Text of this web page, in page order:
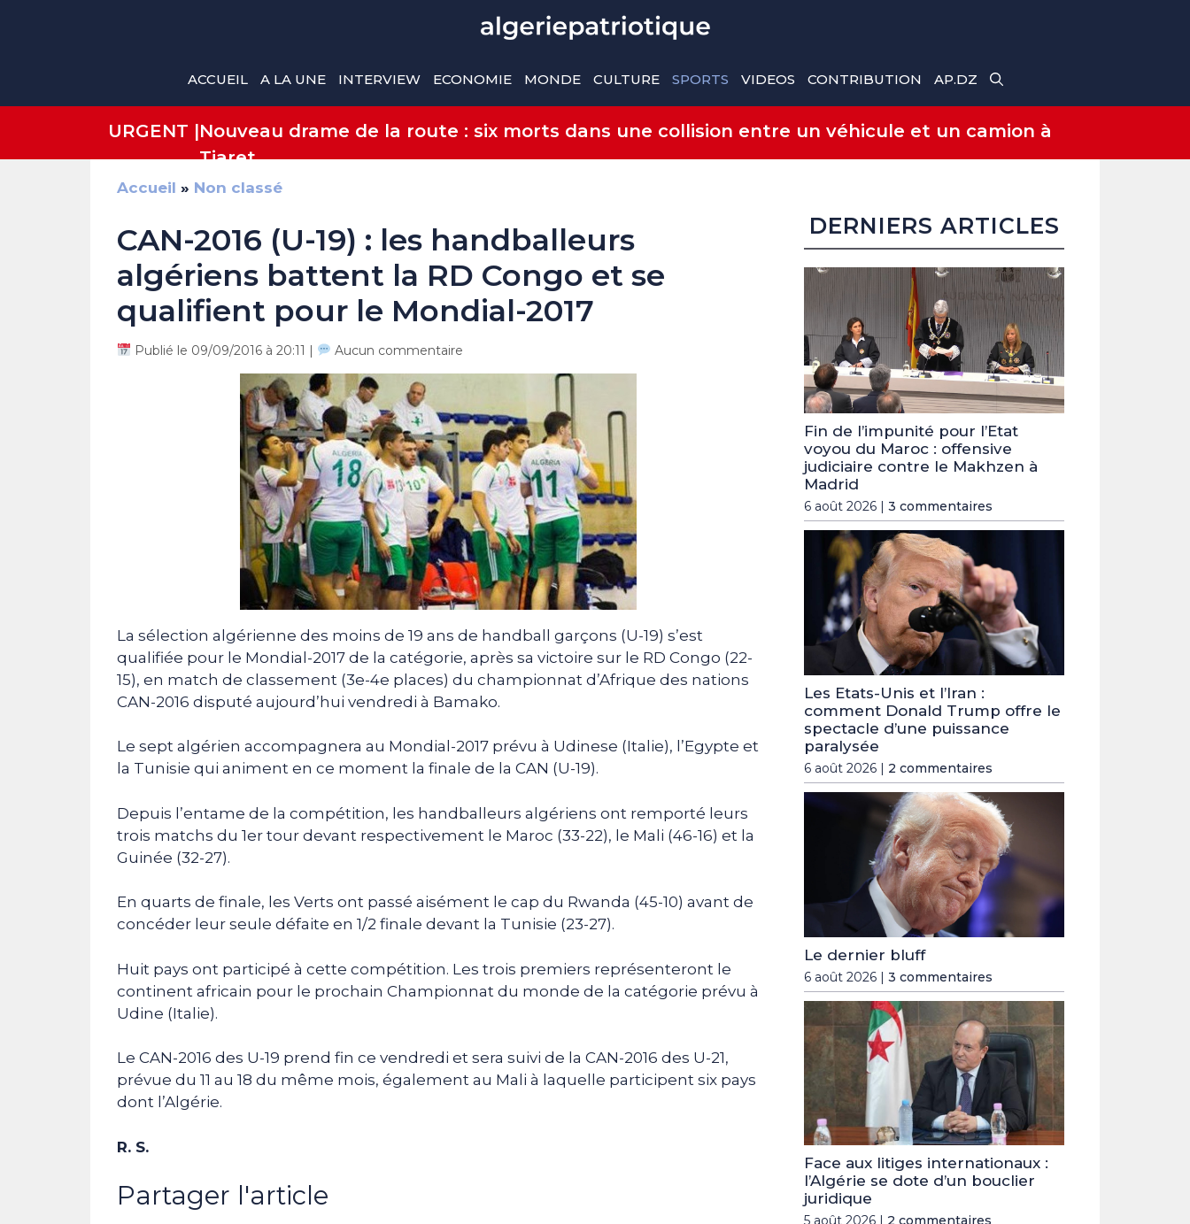
ACCUEIL A LA UNE INTERVIEW ECONOMIE MONDE CULTURE SPORTS VIDEOS CONTRIBUTION AP.DZ
URGENT |Nouveau drame de la route : six morts dans une collision entre un véhicule et un camion à
Tiaret
Accueil » Non classé
CAN-2016 (U-19) : les handballeurs
algériens battent la RD Congo et se
qualifient pour le Mondial-2017
Publié le 09/09/2016 à 20:11 | Aucun commentaire
La sélection algérienne des moins de 19 ans de handball garçons (U-19) s’est
qualifiée pour le Mondial-2017 de la catégorie, après sa victoire sur le RD Congo (22-
15), en match de classement (3e-4e places) du championnat d’Afrique des nations
CAN-2016 disputé aujourd’hui vendredi à Bamako.
Le sept algérien accompagnera au Mondial-2017 prévu à Udinese (Italie), l’Egypte et
la Tunisie qui animent en ce moment la finale de la CAN (U-19).
Depuis l’entame de la compétition, les handballeurs algériens ont remporté leurs
trois matchs du 1er tour devant respectivement le Maroc (33-22), le Mali (46-16) et la
Guinée (32-27).
En quarts de finale, les Verts ont passé aisément le cap du Rwanda (45-10) avant de
concéder leur seule défaite en 1/2 finale devant la Tunisie (23-27).
Huit pays ont participé à cette compétition. Les trois premiers représenteront le
continent africain pour le prochain Championnat du monde de la catégorie prévu à
Udine (Italie).
Le CAN-2016 des U-19 prend fin ce vendredi et sera suivi de la CAN-2016 des U-21,
prévue du 11 au 18 du même mois, également au Mali à laquelle participent six pays
dont l’Algérie.
R. S.
Partager l'article
DERNIERS ARTICLES
Fin de l’impunité pour l’Etat
voyou du Maroc : offensive
judiciaire contre le Makhzen à
Madrid
6 août 2026 | 3 commentaires
Les Etats-Unis et l’Iran :
comment Donald Trump offre le
spectacle d’une puissance
paralysée
6 août 2026 | 2 commentaires
Le dernier bluff
6 août 2026 | 3 commentaires
Face aux litiges internationaux :
l’Algérie se dote d’un bouclier
juridique
5 août 2026 | 2 commentaires